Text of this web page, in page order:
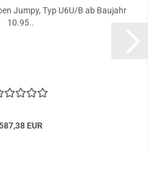
Jumpy, Typ U6U/B ab Baujahr
10.95..
EUR